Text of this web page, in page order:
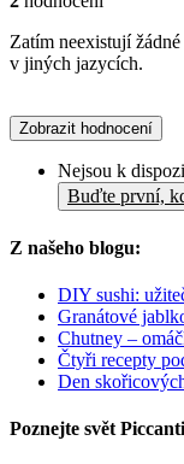
Zatím neexistují
v jiných jazycích.
Zobrazit hodnocení
Nejsou k
Buďte první,
Z našeho blogu:
DIY sushi:
Granátové
Chutney –
Čtyři recepty
Den
Poznejte svět